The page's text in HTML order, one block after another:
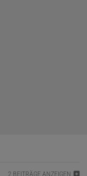
2 BEITRÄGE ANZEIGEN